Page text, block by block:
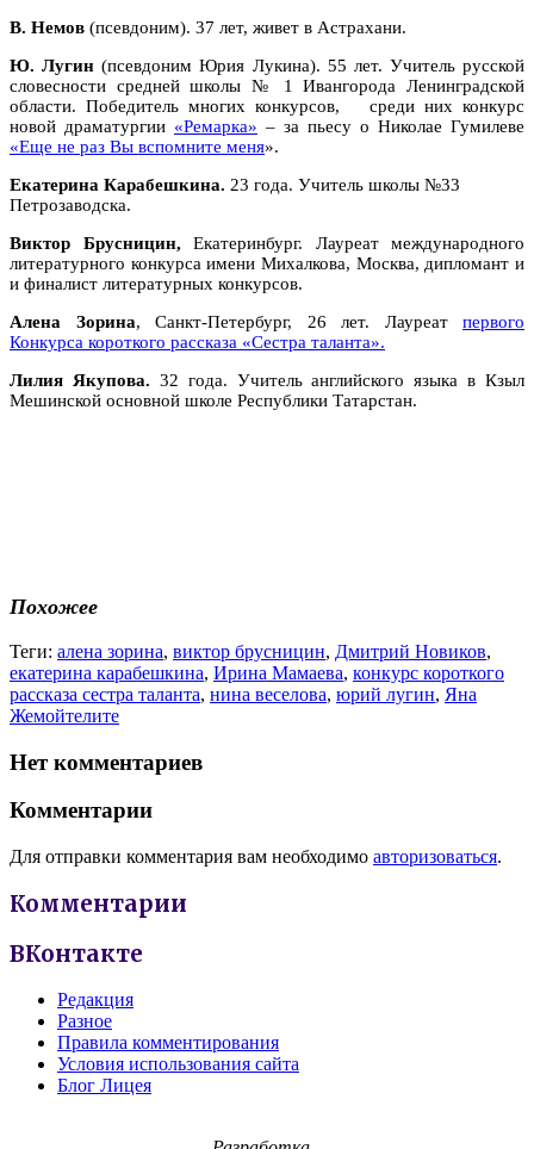
В. Немов (псевдоним). 37 лет, живет в Астрахани.
Ю. Лугин (псевдоним Юрия Лукина). 55 лет. Учитель русской
словесности средней школы № 1 Ивангорода Ленинградской
области. Победитель многих конкурсов, среди них конкурс
новой драматургии «Ремарка» – за пьесу о Николае Гумилеве
«Еще не раз Вы вспомните меня».
Екатерина Карабешкина. 23 года. Учитель школы №33
Петрозаводска.
Виктор Брусницин, Екатеринбург. Лауреат международного
литературного конкурса имени Михалкова, Москва, дипломант и
и финалист литературных конкурсов.
Алена Зорина, Санкт-Петербург, 26 лет. Лауреат первого
Конкурса короткого рассказа «Сестра таланта».
Лилия Якупова. 32 года. Учитель английского языка в Кзыл
Мешинской основной школе Республики Татарстан.
Похожее
Теги: алена зорина, виктор брусницин, Дмитрий Новиков,
екатерина карабешкина, Ирина Мамаева, конкурс короткого
рассказа сестра таланта, нина веселова, юрий лугин, Яна
Жемойтелите
Нет комментариев
Комментарии
Для отправки комментария вам необходимо авторизоваться.
Комментарии
ВКонтакте
Редакция
Разное
Правила комментирования
Условия использования сайта
Блог Лицея